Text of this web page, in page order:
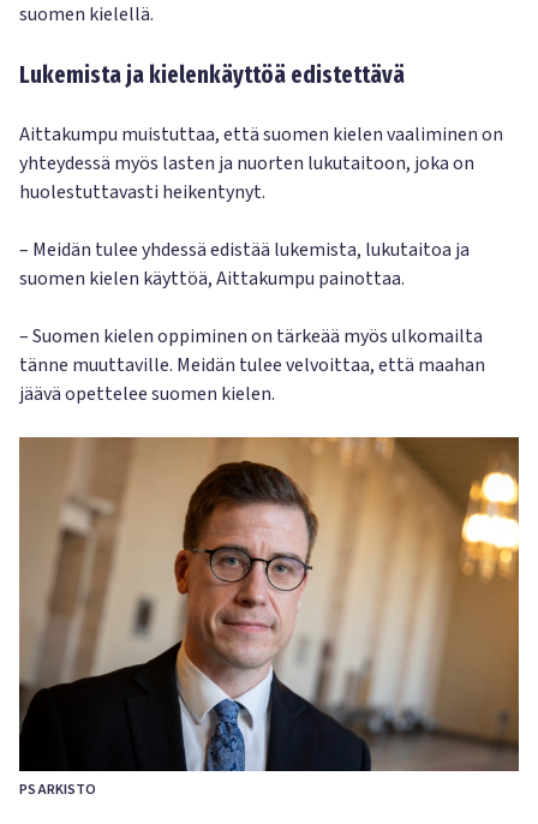
suomen kielellä.
Lukemista ja kielenkäyttöä edistettävä
Aittakumpu muistuttaa, että suomen kielen vaaliminen on
yhteydessä myös lasten ja nuorten lukutaitoon, joka on
huolestuttavasti heikentynyt.
– Meidän tulee yhdessä edistää lukemista, lukutaitoa ja
suomen kielen käyttöä, Aittakumpu painottaa.
– Suomen kielen oppiminen on tärkeää myös ulkomailta
tänne muuttaville. Meidän tulee velvoittaa, että maahan
jäävä opettelee suomen kielen.
PS ARKISTO